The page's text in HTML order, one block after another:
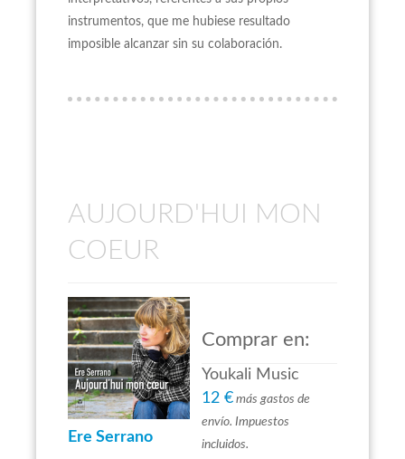
instrumentos, que me hubiese resultado
imposible alcanzar sin su colaboración.
AUJOURD'HUI MON
COEUR
Ere Serrano
Comprar en:
Youkali Music
12 € más gastos de
envío. Impuestos
incluidos.